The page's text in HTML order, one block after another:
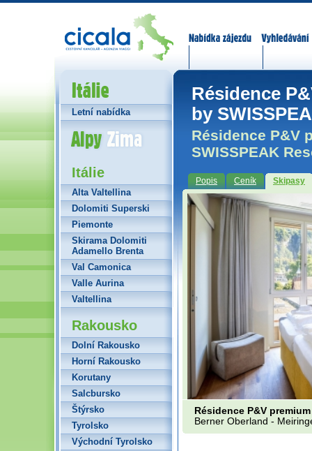
Résidence
by
Résidence P&V
SWISSPEAK
Popis Ceník Skipasy
Résidence P&V
Berner Oberland -
Itálie
Letní nabídka
Alpy Zima
Itálie
Alta Valtellina
Dolomiti Superski
Piemonte
Skirama Dolomiti
Adamello Brenta
Val Camonica
Valle Aurina
Valtellina
Rakousko
Dolní Rakousko
Horní Rakousko
Korutany
Salcbursko
Štýrsko
Tyrolsko
Východní Tyrolsko